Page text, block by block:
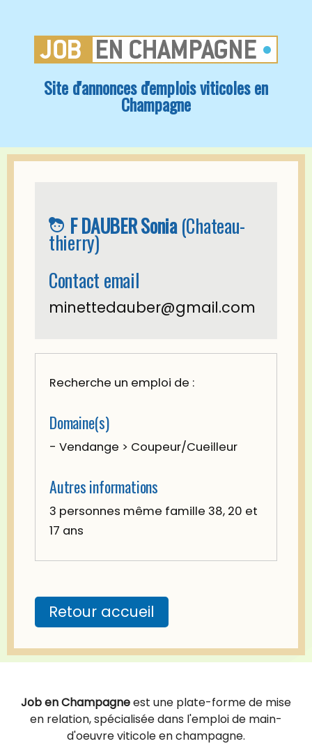
Site d'annonces d'emplois viticoles en
Champagne
face_4 F DAUBER Sonia(Chateau-
thierry)
Contact email
minettedauber@gmail.com
Recherche un emploi de :
Domaine(s)
- Vendange > Coupeur/Cueilleur
Autres informations
3 personnes même famille 38, 20 et
17 ans
Retour accueil
Job en Champagneest une plate-forme de mise
en relation, spécialisée dans l'emploi de main-
d'oeuvre viticole en champagne.